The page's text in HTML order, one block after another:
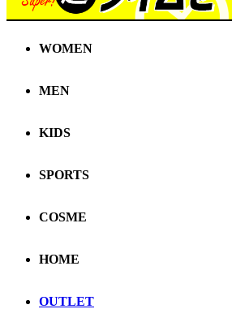
WOMEN
MEN
KIDS
SPORTS
COSME
HOME
OUTLET